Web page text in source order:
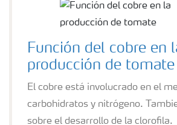
Función del cobre en
producción de tomate
El cobre está involucrado en el
carbohidratos y nitrógeno.
sobre el desarrollo de la clorofila.